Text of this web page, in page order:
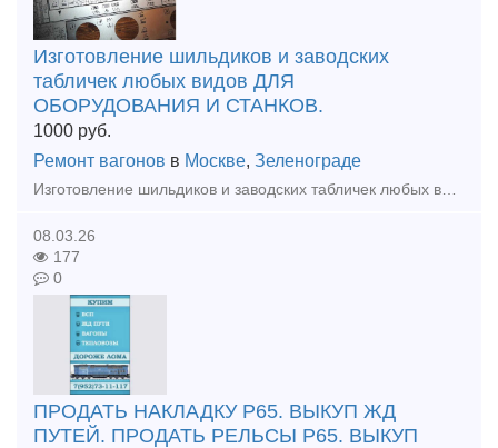
Изготовление шильдиков и заводских
табличек любых видов ДЛЯ
ОБОРУДОВАНИЯ И СТАНКОВ.
1000 руб.
Ремонт вагонов в Москве, Зеленограде
Изготовление шильдиков и заводских табличек любых видов ДЛЯ ОБОРУДОВАНИЯ И СТАНКОВ. Изготовление от 1 рабочего дня. Отгрузка по всей России любой для вас удобной транспортной компанией.
08.03.26
177
0
ПРОДАТЬ НАКЛАДКУ Р65. ВЫКУП ЖД
ПУТЕЙ. ПРОДАТЬ РЕЛЬСЫ Р65. ВЫКУП